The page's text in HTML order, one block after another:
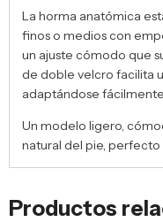
La horma anatómica
finos o medios con
un ajuste cómodo que
de doble velcro facilita
adaptándose
Un modelo ligero,
natural del pie, perfecto
Productos